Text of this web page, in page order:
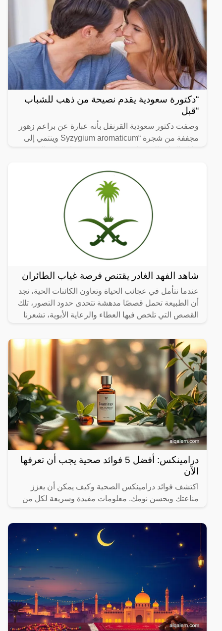
“دكتورة سعودية يقدم نصيحة من ذهب للشباب
“قبل
وصفت دكتور سعودية القرنفل بأنه عبارة عن براعم زهور
مجففة من شجرة “Syzygium aromaticum وينتمي إلى
شاهد الفهد الغادر يقتنص فرصة غياب الطائران
عندما نتأمل في عجائب الحياة وتعاون الكائنات الحية، نجد
أن الطبيعة تحمل قصصًا مدهشة تتحدى حدود التصور، تلك
القصص التي تلخص فيها العطاء والرعاية الأبوية، تشعرنا
درامينكس: أفضل 5 فوائد صحية يجب أن تعرفها
الآن
اكتشف فوائد درامينكس الصحية وكيف يمكن أن يعزز
مناعتك ويحسن نومك. معلومات مفيدة وسريعة لكل من